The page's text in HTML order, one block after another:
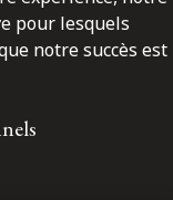
pour lesquels
notre succès est